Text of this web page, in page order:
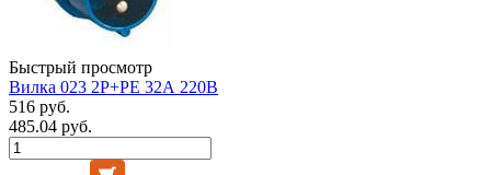
Быстрый просмотр
Вилка 023 2Р+РЕ 32А 220В
516 руб.
485.04 руб.